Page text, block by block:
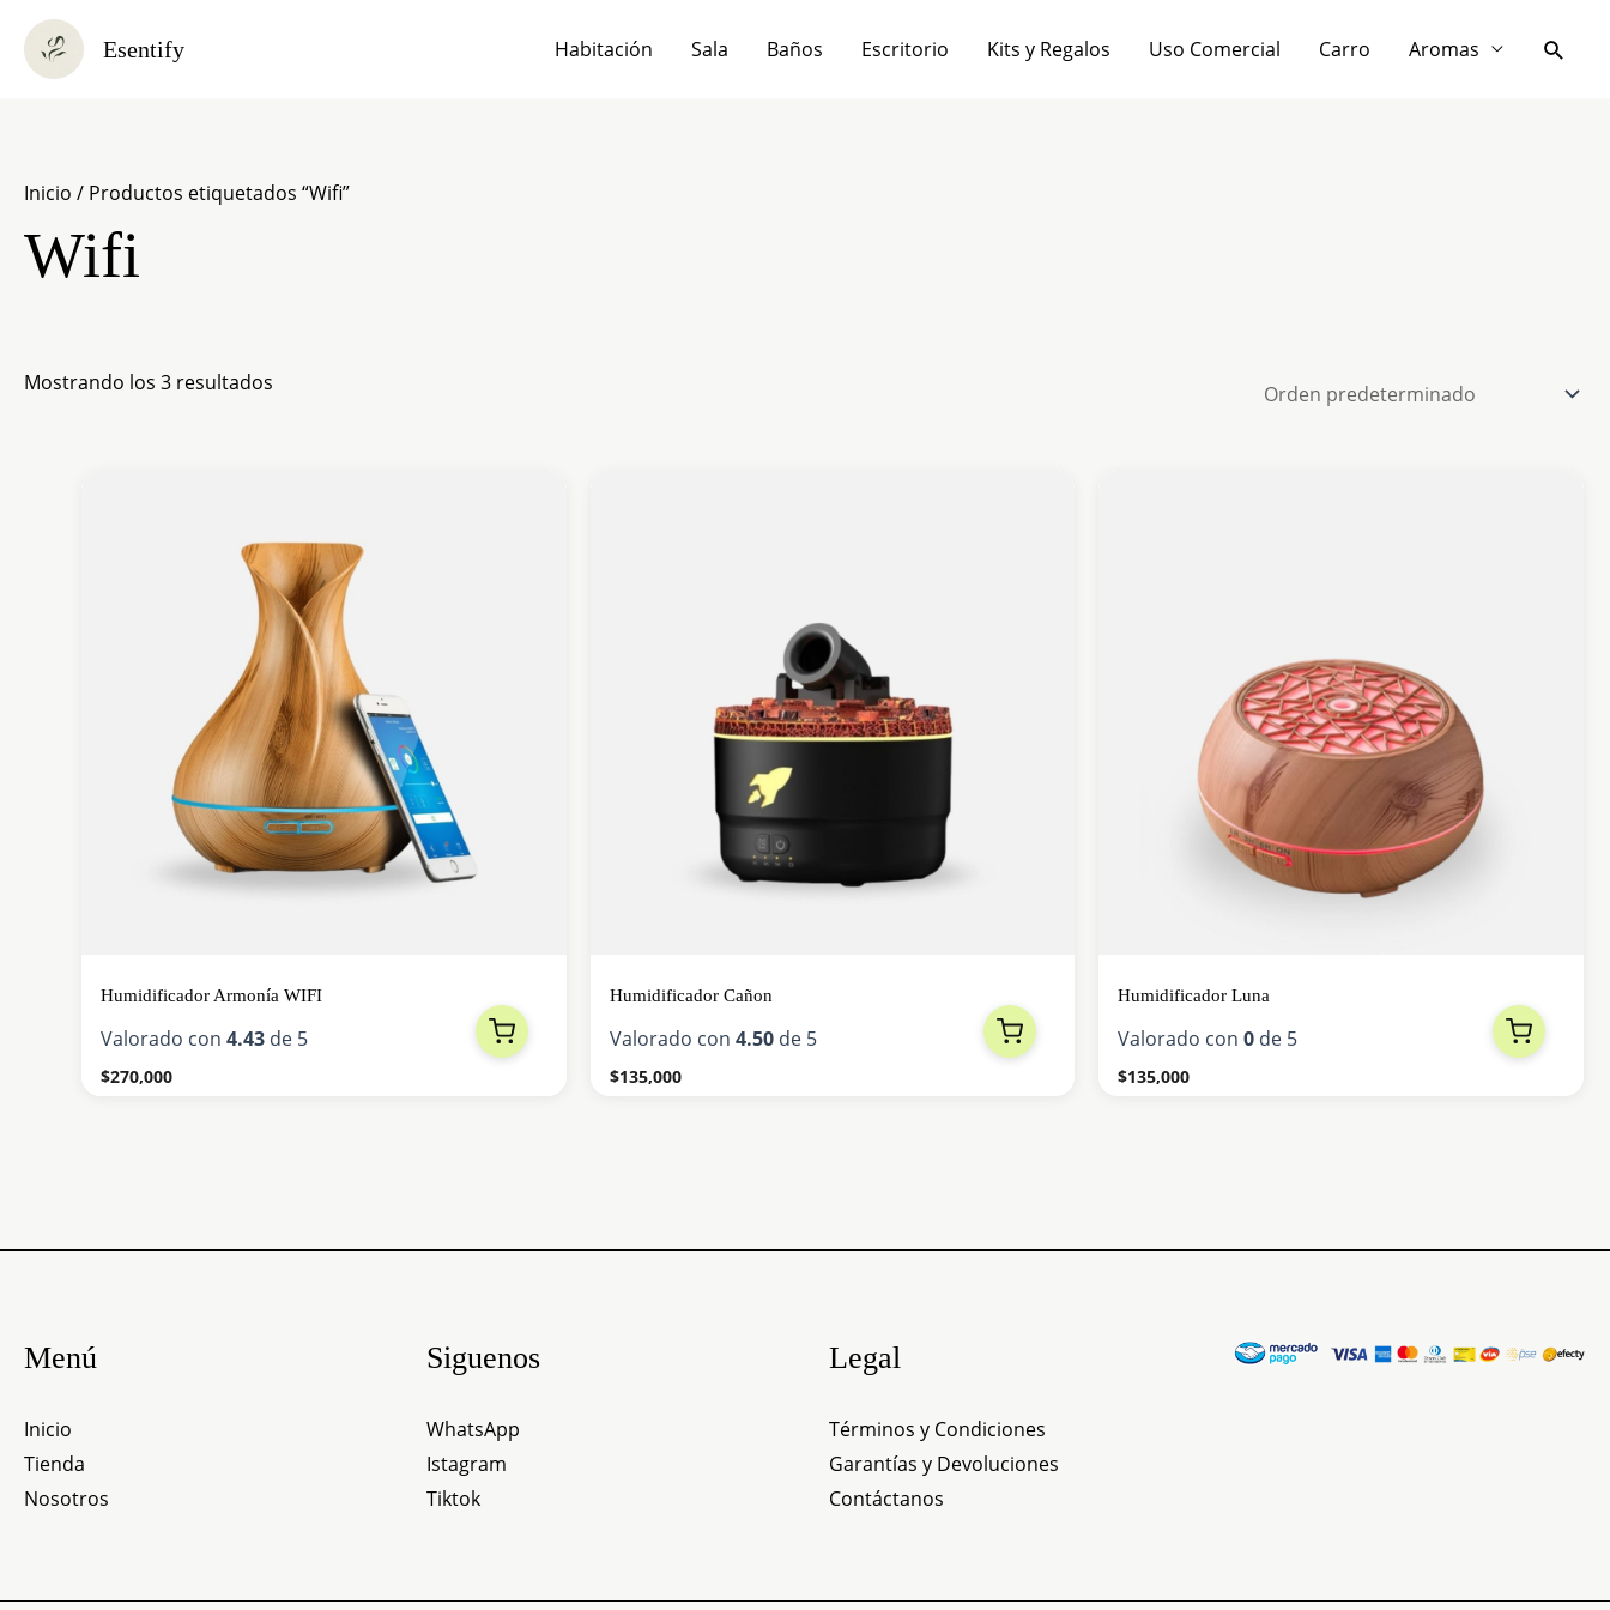
contenido
Esentify Habitación Sala Baños Escritorio Kits y Regalos Uso Comercial Carro Aromas
Inicio / Productos etiquetados “Wifi”
Wifi
Mostrando los 3 resultados
Humidificador Armonía WIFI
Valorado con 4.43 de 5
$270,000
Humidificador Cañon
Valorado con 4.50de 5
$135,000
Humidificador Luna
Valorado con0 de 5
$135,000
Menú
Inicio
Tienda
Nosotros
Siguenos
WhatsApp
Istagram
Tiktok
Legal
Términos y Condiciones
Garantías y Devoluciones
Contáctanos